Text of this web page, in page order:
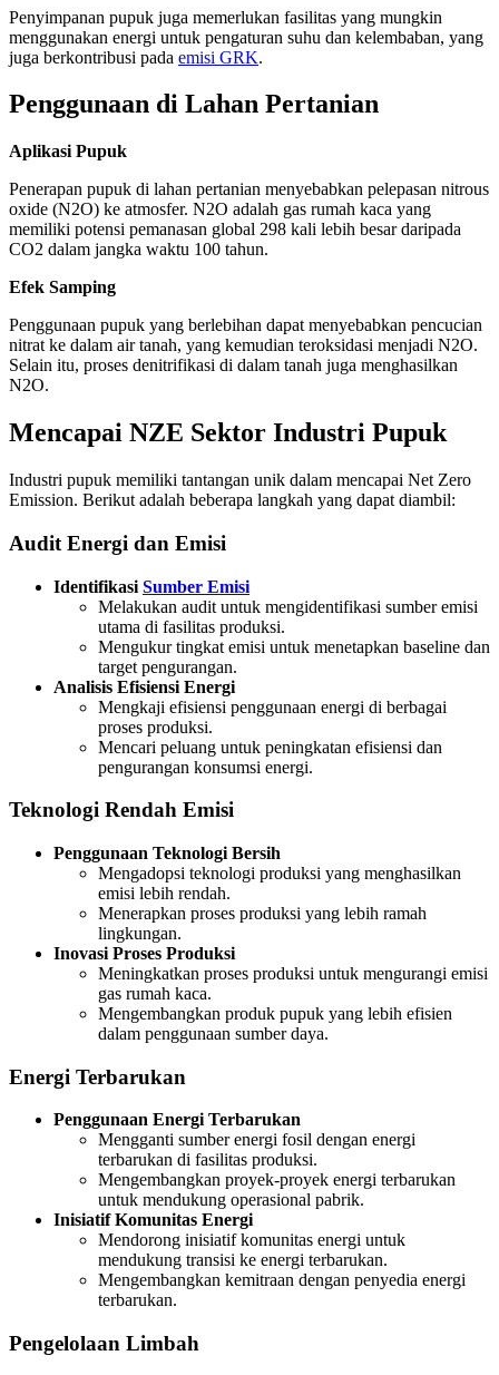
Penyimpanan pupuk juga memerlukan fasilitas yang mungkin
menggunakan energi untuk pengaturan suhu dan kelembaban, yang
juga berkontribusi pada emisi GRK.
Penggunaan di Lahan Pertanian
Aplikasi Pupuk
Penerapan pupuk di lahan pertanian menyebabkan pelepasan nitrous
oxide (N2O) ke atmosfer. N2O adalah gas rumah kaca yang
memiliki potensi pemanasan global 298 kali lebih besar daripada
CO2 dalam jangka waktu 100 tahun.
Efek Samping
Penggunaan pupuk yang berlebihan dapat menyebabkan pencucian
nitrat ke dalam air tanah, yang kemudian teroksidasi menjadi N2O.
Selain itu, proses denitrifikasi di dalam tanah juga menghasilkan
N2O.
Mencapai NZE Sektor Industri Pupuk
Industri pupuk memiliki tantangan unik dalam mencapai Net Zero
Emission. Berikut adalah beberapa langkah yang dapat diambil:
Audit Energi dan Emisi
Identifikasi Sumber Emisi
Melakukan audit untuk mengidentifikasi sumber emisi
utama di fasilitas produksi.
Mengukur tingkat emisi untuk menetapkan baseline dan
target pengurangan.
Analisis Efisiensi Energi
Mengkaji efisiensi penggunaan energi di berbagai
proses produksi.
Mencari peluang untuk peningkatan efisiensi dan
pengurangan konsumsi energi.
Teknologi Rendah Emisi
Penggunaan Teknologi Bersih
Mengadopsi teknologi produksi yang menghasilkan
emisi lebih rendah.
Menerapkan proses produksi yang lebih ramah
lingkungan.
Inovasi Proses Produksi
Meningkatkan proses produksi untuk mengurangi emisi
gas rumah kaca.
Mengembangkan produk pupuk yang lebih efisien
dalam penggunaan sumber daya.
Energi Terbarukan
Penggunaan Energi Terbarukan
Mengganti sumber energi fosil dengan energi
terbarukan di fasilitas produksi.
Mengembangkan proyek-proyek energi terbarukan
untuk mendukung operasional pabrik.
Inisiatif Komunitas Energi
Mendorong inisiatif komunitas energi untuk
mendukung transisi ke energi terbarukan.
Mengembangkan kemitraan dengan penyedia energi
terbarukan.
Pengelolaan Limbah